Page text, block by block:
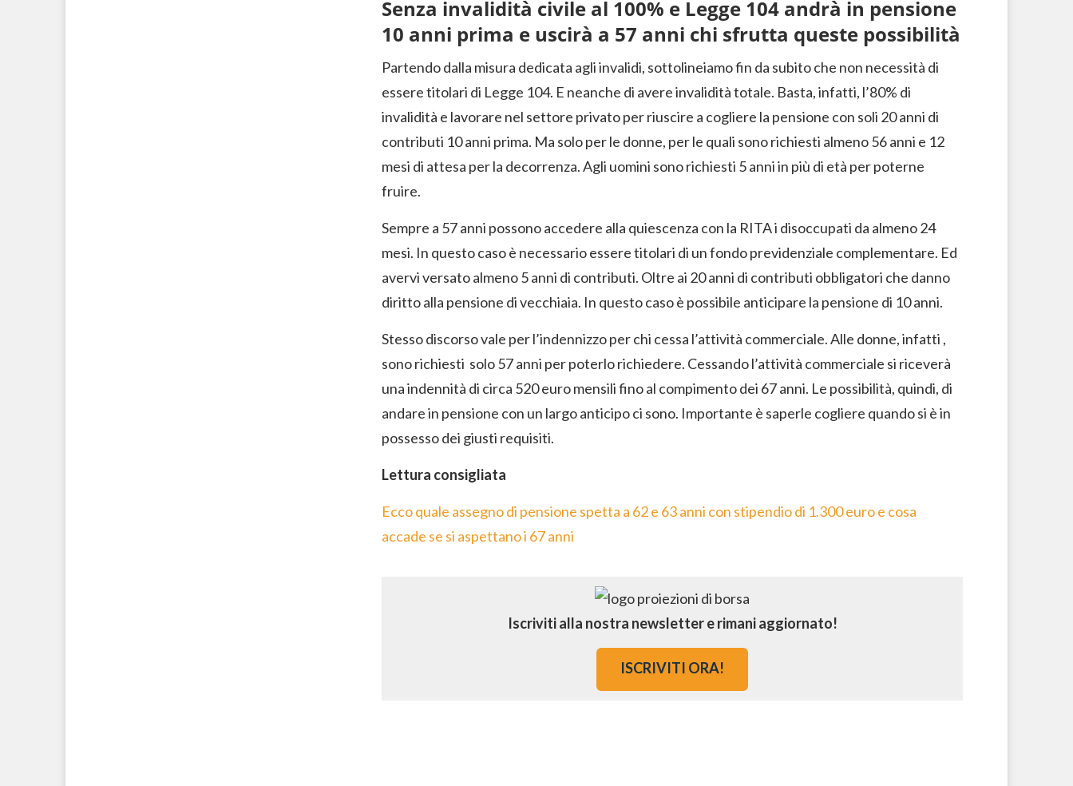
Senza invalidità civile al 100% e Legge 104 andrà in pensione
10 anni prima e uscirà a 57 anni chi sfrutta queste possibilità
Partendo dalla misura dedicata agli invalidi, sottolineiamo fin da subito che non necessità di
essere titolari di Legge 104. E neanche di avere invalidità totale. Basta, infatti, l’80% di
invalidità e lavorare nel settore privato per riuscire a cogliere la pensione con soli 20 anni di
contributi 10 anni prima. Ma solo per le donne, per le quali sono richiesti almeno 56 anni e 12
mesi di attesa per la decorrenza. Agli uomini sono richiesti 5 anni in più di età per poterne
fruire.
Sempre a 57 anni possono accedere alla quiescenza con la RITA i disoccupati da almeno 24
mesi. In questo caso è necessario essere titolari di un fondo previdenziale complementare. Ed
avervi versato almeno 5 anni di contributi. Oltre ai 20 anni di contributi obbligatori che danno
diritto alla pensione di vecchiaia. In questo caso è possibile anticipare la pensione di 10 anni.
Stesso discorso vale per l’indennizzo per chi cessa l’attività commerciale. Alle donne, infatti ,
sono richiesti solo 57 anni per poterlo richiedere. Cessando l’attività commerciale si riceverà
una indennità di circa 520 euro mensili fino al compimento dei 67 anni. Le possibilità, quindi, di
andare in pensione con un largo anticipo ci sono. Importante è saperle cogliere quando si è in
possesso dei giusti requisiti.
Lettura consigliata
Ecco quale assegno di pensione spetta a 62 e 63 anni con stipendio di 1.300 euro e cosa
accade se si aspettano i 67 anni
Iscriviti alla nostra newsletter e rimani aggiornato!
ISCRIVITI ORA!